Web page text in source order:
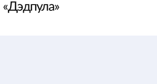
«Дэдпула»